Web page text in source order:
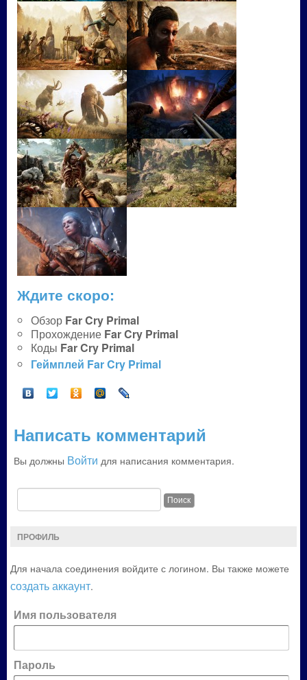
Ждите скоро:
Обзор Far Cry Primal
Прохождение Far Cry Primal
Коды Far Cry Primal
Геймплей Far Cry Primal
Написать комментарий
Вы должны Войти для написания комментария.
ПРОФИЛЬ
Для начала соединения войдите с логином. Вы также можете
создать аккаунт.
Имя пользователя
Пароль